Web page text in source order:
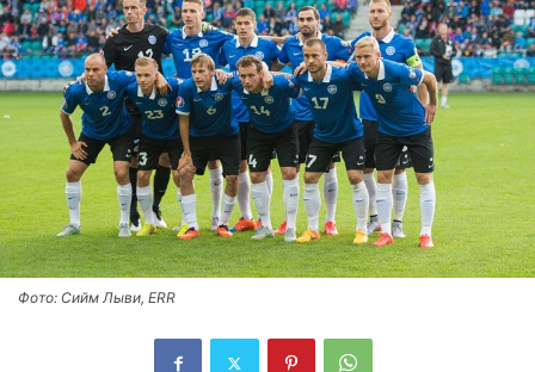
Фото: Сийм Лыви, ERR